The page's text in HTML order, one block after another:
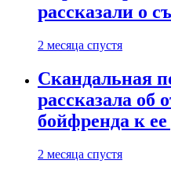
рассказали о
2 месяца спустя
Скандальная
рассказала об
бойфренда к ее
2 месяца спустя